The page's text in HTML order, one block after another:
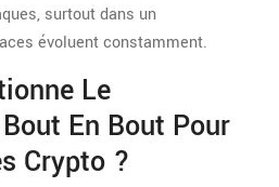
surtout dans un
évoluent constamment.
Le
En Bout Pour
Crypto ?